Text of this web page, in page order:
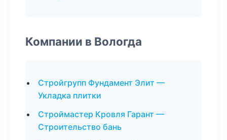
Компании в Вологда
Стройгрупп Фундамент Элит —
Укладка плитки
Строймастер Кровля Гарант —
Строительство бань